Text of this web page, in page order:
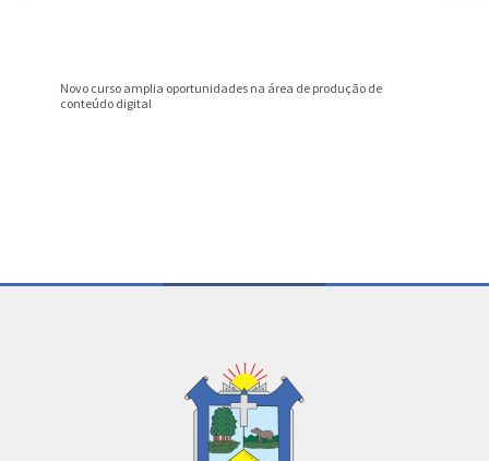
Novo curso amplia oportunidades na área de produção de
conteúdo digital